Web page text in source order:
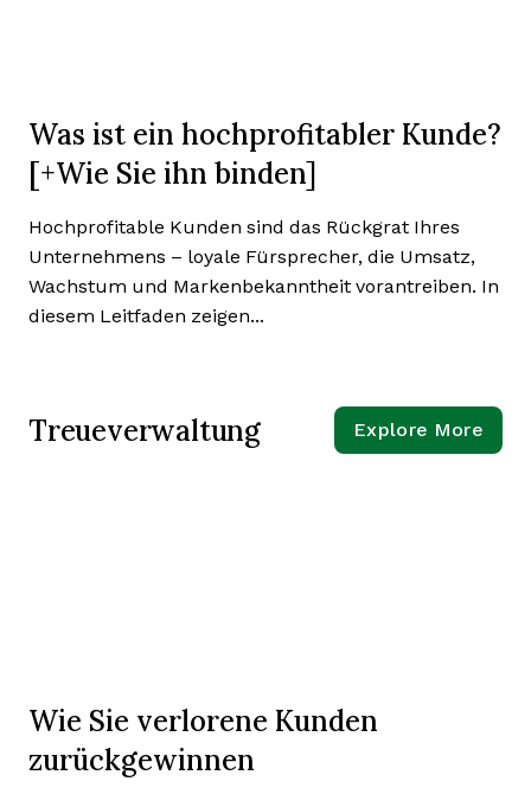
Was ist ein hochprofitabler Kunde?
[+Wie Sie ihn binden]
Hochprofitable Kunden sind das Rückgrat Ihres
Unternehmens – loyale Fürsprecher, die Umsatz,
Wachstum und Markenbekanntheit vorantreiben. In
diesem Leitfaden zeigen...
Treueverwaltung Explore More
Wie Sie verlorene Kunden
zurückgewinnen